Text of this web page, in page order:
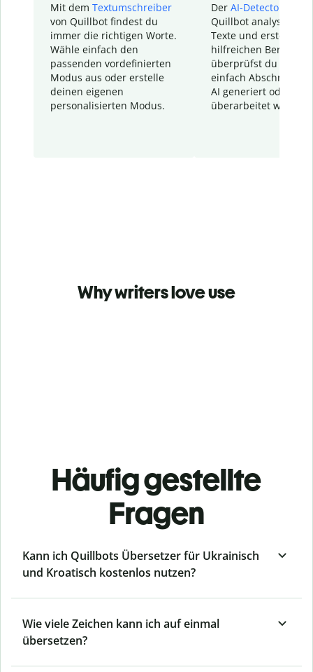
Mit dem Textumschreiber
von Quillbot findest du
immer die richtigen Worte.
Wähle einfach den
passenden vordefinierten
Modus aus oder erstelle
deinen eigenen
personalisierten Modus.
Der AI-Detector
Quillbot analysiert
Texte und erstellt
hilfreichen Bericht.
überprüfst du
einfach Abschnitte,
AI generiert oder
überarbeitet wurden.
Why writers love use
Häufig gestellte
Fragen
Kann ich Quillbots Übersetzer für Ukrainisch
und Kroatisch kostenlos nutzen?
Wie viele Zeichen kann ich auf einmal
übersetzen?